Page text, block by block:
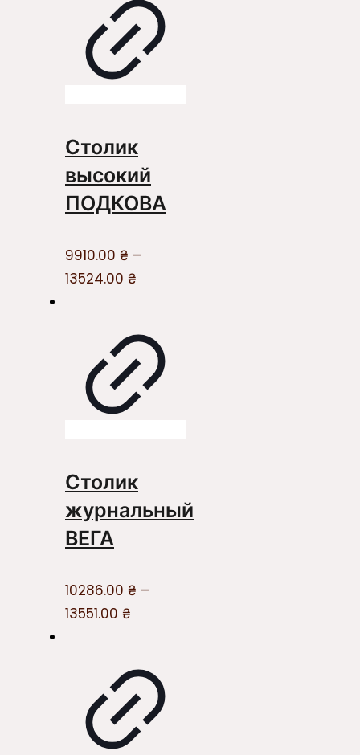
Столик
высокий
ПОДКОВА
9910.00 ₴ –
13524.00 ₴
Столик
журнальный
ВЕГА
10286.00 ₴ –
13551.00 ₴